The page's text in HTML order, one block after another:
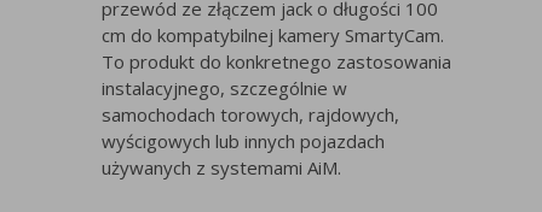
przewód ze złączem jack o długości 100
cm do kompatybilnej kamery SmartyCam.
To produkt do konkretnego zastosowania
instalacyjnego, szczególnie w
samochodach torowych, rajdowych,
wyścigowych lub innych pojazdach
używanych z systemami AiM.